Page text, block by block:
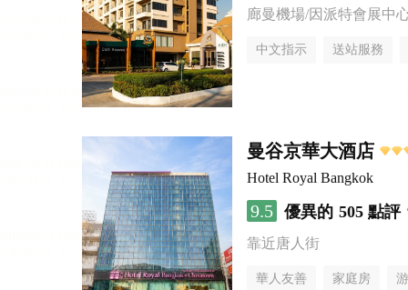
廊曼機場/因派特會展中
中文指示 送站服務
曼谷京華大酒店
Hotel Royal Bangkok
9.5 優異的 505 點評
靠近唐人街
華人友善 家庭房